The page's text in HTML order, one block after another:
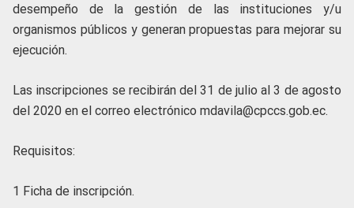
desempeño de la gestión de las instituciones y/u
organismos públicos y generan propuestas para mejorar su
ejecución.
Las inscripciones se recibirán del 31 de julio al 3 de agosto
del 2020 en el correo electrónico mdavila@cpccs.gob.ec.
Requisitos:
1 Ficha de inscripción.